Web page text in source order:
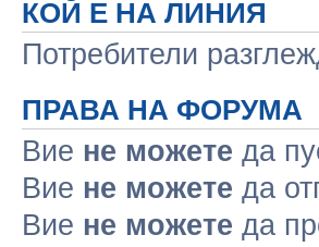
КОЙ Е НА ЛИНИЯ
Потребители
ПРАВА НА ФОРУМА
Вие не можете да
Вие не можете да
Вие не можете да